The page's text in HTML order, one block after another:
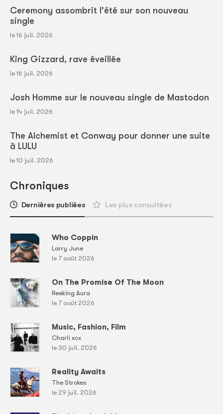
Ceremony assombrit l'été sur son nouveau
single
le 16 juil. 2026
King Gizzard, rave éveillée
le 16 juil. 2026
Josh Homme sur le nouveau single de Mastodon
le 14 juil. 2026
The Alchemist et Conway pour donner une suite
à LULU
le 10 juil. 2026
Chroniques
Dernières publiées Les plus consultées
Who Coppin
Larry June
le 7 août 2026
On The Promise Of The Moon
Reeking Aura
le 7 août 2026
Music, Fashion, Film
Charli xcx
le 30 juil. 2026
Reality Awaits
The Strokes
le 29 juil. 2026